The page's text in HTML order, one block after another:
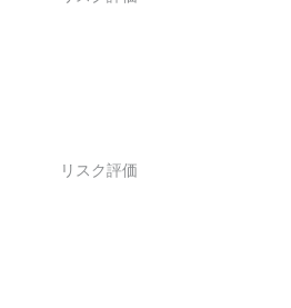
リスク評価